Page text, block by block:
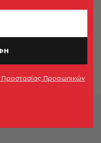
τσάντες του
είναι γεμάτες χάντρες
Προστασίας Προσωπικών